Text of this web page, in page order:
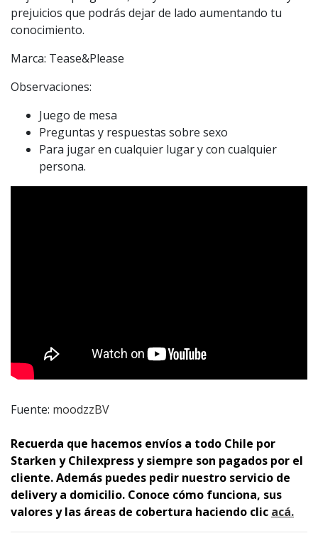
prejuicios que podrás dejar de lado aumentando tu
conocimiento.
Marca: Tease&Please
Observaciones:
Juego de mesa
Preguntas y respuestas sobre sexo
Para jugar en cualquier lugar y con cualquier
persona.
Fuente: moodzzBV
Recuerda que hacemos envíos a todo Chile por
Starken y Chilexpress y siempre son pagados por el
cliente. Además puedes pedir nuestro servicio de
delivery a domicilio. Conoce cómo funciona, sus
valores y las áreas de cobertura haciendo clic acá.